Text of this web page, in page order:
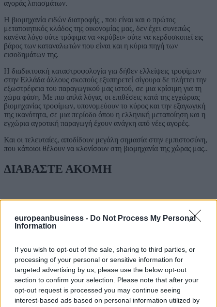
europeanbusiness - Do Not Process My Personal
Information
If you wish to opt-out of the sale, sharing to third parties, or
processing of your personal or sensitive information for
targeted advertising by us, please use the below opt-out
section to confirm your selection. Please note that after your
opt-out request is processed you may continue seeing
interest-based ads based on personal information utilized by
αγοράς λιπασμάτων.
Η βιομηχανία ειδών διατροφής , που είναι και ο πρώτος
μεταποιητικός κλάδος της οικονομίας μας, δεν έχει συνεπώς
κανένα λόγο ούτε τρόφιμα να «κρύβει» ούτε να κερδοσκοπεί εις
βάρος των καταναλωτών που είναι και η κύρια πηγή των
εισοδημάτων της.
Η διαδικτυακή καταστροφολογία για δήθεν ελλείψεις τροφίμων
στην Ελλάδα άλλους σκοπούς εξυπηρετεί σίγουρα δε πλήττει την
εξωστρέφεια του παραγωγικού μας ιστού, σε μια κρίσιμη για τη
χώρα φάση. Με πιο απλά λόγια, οι επιθέσεις κατά της εγχώριας
βιομηχανίας τροφίμων, υπονομεύουν το κύρος και την εξαγωγική
της ικανότητα, σε μια περίοδο όπου η ελληνική μεταποίηση και η
εγχώρια αγροτική παραγωγή έχουν ανάγκη από νέες αγορές.
Και οι τελευταίες, αποδίδουν μεγάλη σημασία στην εμπιστοσύνη,
που κάποιοι θέλουν να κλονίσουν στη βιομηχανία της χώρας μας..
ΔΙΑΒΑΣΤΕ ΑΚΟΜΗ